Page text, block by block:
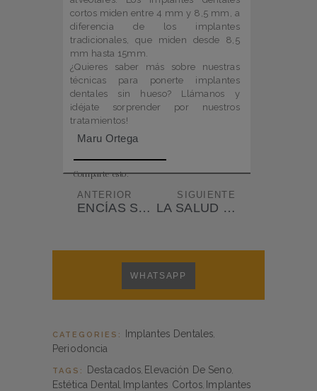
cortos miden entre 4 mm y 8,5 mm, a
diferencia de los implantes
tradicionales, que miden desde 8,5
mm hasta 15mm.
¿Quieres saber más sobre nuestras
técnicas para ponerte implantes
dentales sin hueso? Llámanos y
¡déjate sorprender por nuestros
tratamientos!
Maru Ortega
Comparte esto:
ANTERIOR
ENCÍAS SANAS PARA UNA SONRISA RADIANTE: CONSEJOS IMPRESCINDIBLES
SIGUIENTE
LA SALUD BUCODENTAL EN EL DEPORTISTA DE ÉLITE
WHATSAPP
CATEGORIES: Implantes Dentales,
Periodoncia
TAGS: Destacados Elevación De Seno
Estética Dental Implantes Cortos Implantes